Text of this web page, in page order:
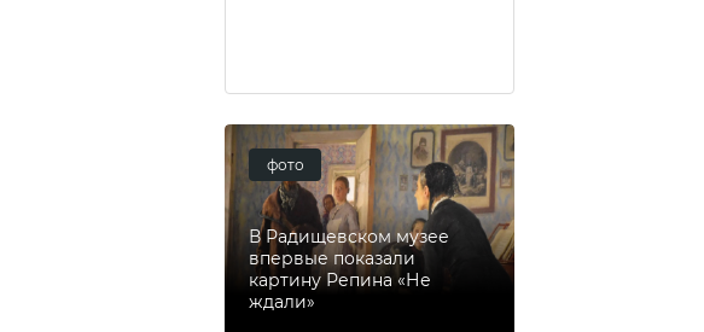
фото
В Радищевском музее
впервые показали
картину Репина «Не
ждали»